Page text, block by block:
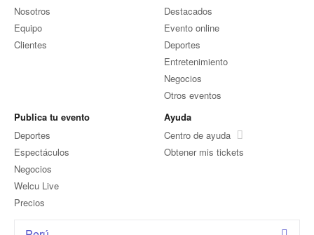
Nosotros
Equipo
Clientes
Destacados
Evento online
Deportes
Entretenimiento
Negocios
Otros eventos
Publica tu evento
Deportes
Espectáculos
Negocios
Welcu Live
Precios
Ayuda
Centro de ayuda
Obtener mis tickets